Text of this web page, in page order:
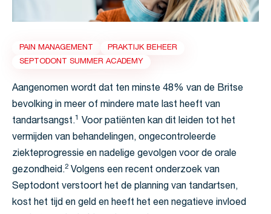
PAIN MANAGEMENT
PRAKTIJK BEHEER
SEPTODONT SUMMER ACADEMY
Aangenomen wordt dat ten minste 48% van de Britse
bevolking in meer of mindere mate last heeft van
tandartsangst.1
Voor patiënten kan dit leiden tot het
vermijden van behandelingen, ongecontroleerde
ziekteprogressie en nadelige gevolgen voor de orale
gezondheid.2 Volgens een recent onderzoek van
Septodont verstoort het de planning van tandartsen,
kost het tijd en geld en heeft het een negatieve invloed